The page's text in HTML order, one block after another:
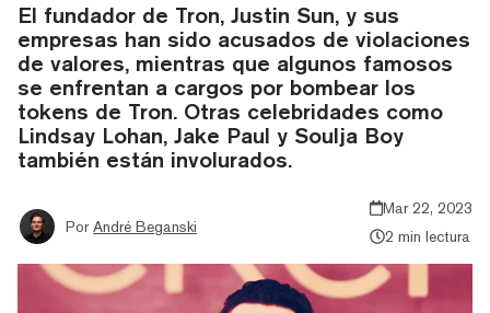
El fundador de Tron, Justin Sun, y sus
empresas han sido acusados de violaciones
de valores, mientras que algunos famosos
se enfrentan a cargos por bombear los
tokens de Tron. Otras celebridades como
Lindsay Lohan, Jake Paul y Soulja Boy
también están involurados.
Por André Beganski
Mar 22, 2023
2 min lectura